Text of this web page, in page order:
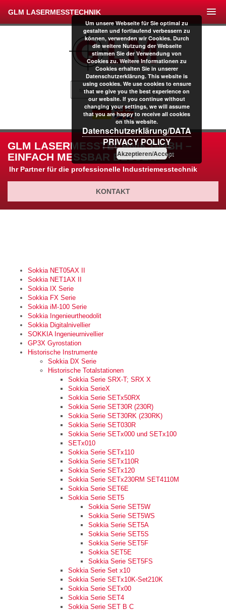
GLM LASERMESSTECHNIK
GLM LASERMESSTECHNIK GMBH –
EINFACH MESSBAR BESSER
Ihr Partner für die professionelle Industriemesstechnik
KONTAKT
Sokkia NET05AX II
Sokkia NET1AX II
Sokkia IX Serie
Sokkia FX Serie
Sokkia iM-100 Serie
Sokkia Ingenieurtheodolit
Sokkia Digitalnivellier
SOKKIA Ingenieurnivellier
GP3X Gyrostation
Historische Instrumente
Sokkia DX Serie
Historische Totalstationen
Sokkia Serie SRX-T; SRX X
Sokkia SerieX
Sokkia Serie SETx50RX
Sokkia Serie SET30R (230R)
Sokkia Serie SET30RK (230RK)
Sokkia Serie SET030R
Sokkia Serie SETx000 und SETx100
SETx010
Sokkia Serie SETx110
Sokkia Serie SETx110R
Sokkia Serie SETx120
Sokkia Serie SETx230RM SET4110M
Sokkia Serie SET6E
Sokkia Serie SET5
Sokkia Serie SET5W
Sokkia Serie SET5WS
Sokkia Serie SET5A
Sokkia Serie SET5S
Sokkia Serie SET5F
Sokkia SET5E
Sokkia Serie SET5FS
Sokkia Serie Set x10
Sokkia Serie SETx10K-Set210K
Sokkia Serie SETx00
Sokkia Serie SET4
Sokkia Serie SET B C
Um unsere Webseite für Sie optimal zu
gestalten und fortlaufend verbessern zu
können, verwenden wir Cookies. Durch
die weitere Nutzung der Webseite
stimmen Sie der Verwendung von
Cookies zu. Weitere Informationen zu
Cookies erhalten Sie in unserer
Datenschutzerklärung. This website is
using cookies. We use cookies to ensure
that we give you the best experience on
our website. If you continue without
changing your settings, we will assume
that you are happy to receive all cookies
on this website.
Datenschutzerklärung/DATA
PRIVACY POLICY
Akzeptieren/Accept